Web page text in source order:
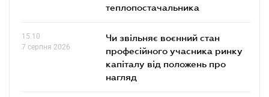
теплопостачальника
15.10
7 серпня 2026
Чи звільняє воєнний стан
професійного учасника ринку
капіталу від положень про
нагляд